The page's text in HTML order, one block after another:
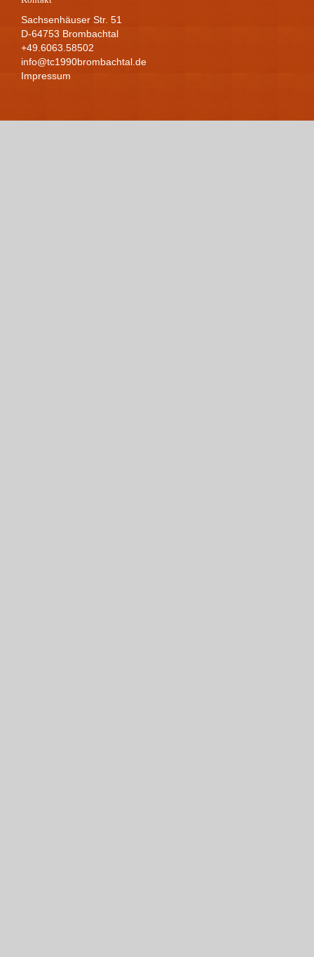
Sachsenhäuser Str. 51
D-64753 Brombachtal
+49.6063.58502
info@tc1990brombachtal.de
Impressum